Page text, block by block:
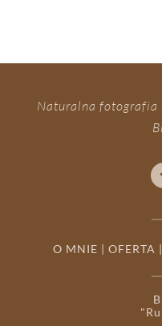
Naturalna fotografia
O MNIE |OFERTA |